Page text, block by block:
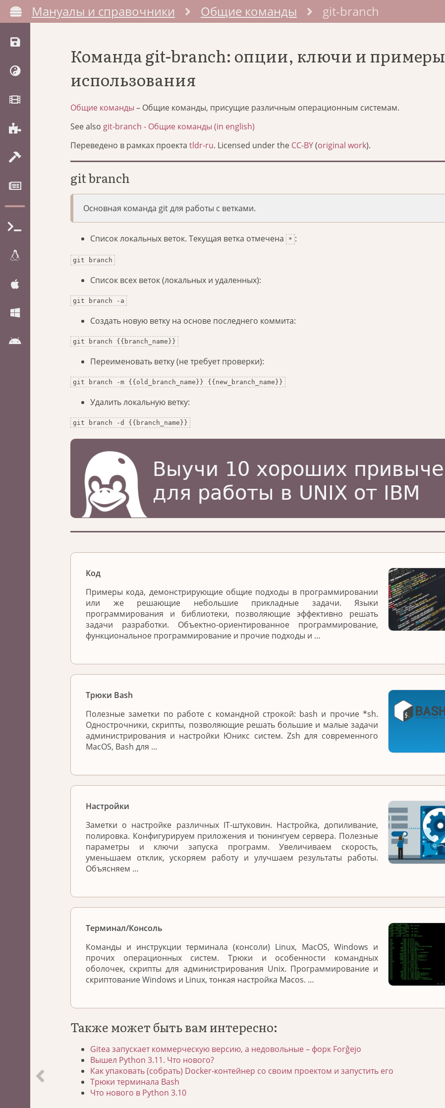
Мануалы и справочники Общие команды git-branch
Команда git-branch: опции, ключи и примеры
использования
Общие команды – Общие команды, присущие различным операционным системам.
See also git-branch - Общие команды (in english)
Переведено в рамках проекта tldr-ru. Licensed under the CC-BY(original work).
git branch
Основная команда git для работы с ветками.
Список локальных веток. Текущая ветка отмечена * :
git branch
Список всех веток (локальных и удаленных):
git branch -a
Создать новую ветку на основе последнего коммита:
git branch {{branch_name}}
Переименовать ветку (не требует проверки):
git branch -m {{old_branch_name}} {{new_branch_name}}
Удалить локальную ветку:
git branch -d {{branch_name}}
Код
Примеры кода, демонстрирующие общие подходы в программировании
или же решающие небольшие прикладные задачи. Языки
программирования и библиотеки, позволяющие эффективно решать
задачи разработки. Объектно-ориентированное программирование,
функциональное программирование и прочие подходы и …
Трюки Bash
Полезные заметки по работе с командной строкой: bash и прочие *sh.
Однострочники, скрипты, позволяющие решать большие и малые задачи
администрирования и настройки Юникс систем. Zsh для современного
MacOS, Bash для …
Настройки
Заметки о настройке различных IT-штуковин. Настройка, допиливание,
полировка. Конфигурируем приложения и тюнингуем сервера. Полезные
параметры и ключи запуска программ. Увеличиваем скорость,
уменьшаем отклик, ускоряем работу и улучшаем результаты работы.
Объясняем …
Терминал/Консоль
Команды и инструкции терминала (консоли) Linux, MacOS, Windows и
прочих операционных систем. Трюки и особенности командных
оболочек, скрипты для администрирования Unix. Программирование и
скриптование Windows и Linux, тонкая настройка Macos. …
Также может быть вам интересно:
Gitea запускает коммерческую версию, а недовольные – форк Forĝejo
Вышел Python 3.11. Что нового?
Как упаковать (собрать) Docker-контейнер со своим проектом и запустить его
Трюки терминала Bash
Что нового в Python 3.10